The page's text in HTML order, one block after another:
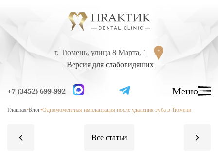
г. Тюмень, улица 8 Марта, 1
Версия для слабовидящих
+7 (3452) 699-992 Меню
Главная•Блог•Одномоментная имплантация после удаления зуба в Тюмени
г. Тюмень, улица 8 Марта, 1
Версия для слабовидящих
+7 (3452) 699-992 Меню
УСЛУГИ